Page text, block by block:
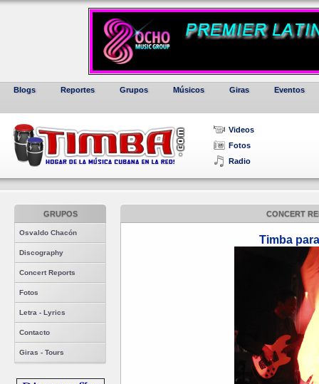
Blogs Reportes Grupos Músicos Giras Eventos
Videos
Fotos
Radio
GRUPOS
Osvaldo Chacón
Discography
Concert Reports
Fotos
Letra - Lyrics
Contacto
Giras - Tours
CONCERT
Timba